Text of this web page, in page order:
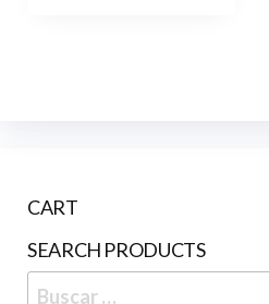
CART
SEARCH PRODUCTS
Buscar: